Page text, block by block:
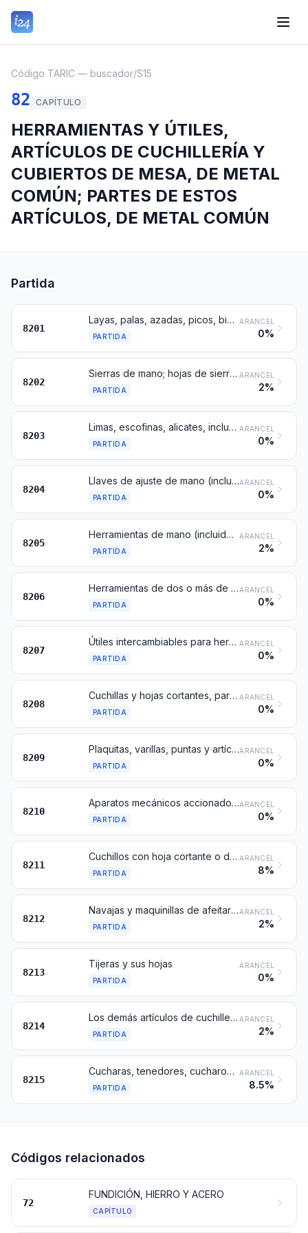
Código TARIC — buscador/S15
82 CAPÍTULO
HERRAMIENTAS Y ÚTILES,
ARTÍCULOS DE CUCHILLERÍA Y
CUBIERTOS DE MESA, DE METAL
COMÚN; PARTES DE ESTOS
ARTÍCULOS, DE METAL COMÚN
Partida
8201
Layas, palas, azadas, picos, binaderas, horcas de labranza, rastrillos y raederas; hachas, hocinos y herramientas similares con filo; tijeras de podar de cualquier tipo, hoces y guadañas; cuchillos para heno o para paja, cizallas para setos, cuñas y demás herramientas de mano, agrícolas, hortícolas o forestales
PARTIDA
ARANCEL
0%
8202
Sierras de mano; hojas de sierra de cualquier clase (incluidas las fresas sierra y las hojas sin dentar)
PARTIDA
ARANCEL
2%
8203
Limas, escofinas, alicates, incluso cortantes, tenazas, pinzas, cizallas para metales, cortatubos, cortapernos, sacabocados y herramientas similares, de mano
PARTIDA
ARANCEL
0%
8204
Llaves de ajuste de mano (incluidas las llaves dinamométricas); cubos (vasos) de ajuste intercambiables, incluso con mango
PARTIDA
ARANCEL
0%
8205
Herramientas de mano (incluidos los diamantes de vidriero), no expresadas ni comprendidas en otra parte; lámparas de soldar y similares; tornillos de banco, prensas de carpintero y similares, excepto los que sean accesorios o partes de máquinas herramienta o de máquinas para cortar por chorro de agua; yunques; fraguas portátiles; muelas de mano o pedal, con bastidor
PARTIDA
ARANCEL
2%
8206
Herramientas de dos o más de las partidas 8202 a 8205, acondicionadas en juegos para la venta al por menor
PARTIDA
ARANCEL
0%
8207
Útiles intercambiables para herramientas de mano, incluso mecánicas, o para máquinas herramienta (por ejemplo: de embutir, estampar, punzonar, roscar (incluso aterrajar), taladrar, escariar, brochar, fresar, tornear, atornillar), incluidas las hileras de extrudir o de estirar (trefilar) metal, así como los útiles de perforación o sondeo
PARTIDA
ARANCEL
0%
8208
Cuchillas y hojas cortantes, para máquinas o aparatos mecánicos
PARTIDA
ARANCEL
0%
8209
Plaquitas, varillas, puntas y artículos similares para útiles, sin montar, de cermet
PARTIDA
ARANCEL
0%
8210
Aparatos mecánicos accionados a mano, de peso inferior o igual a 10 kg, utilizados para preparar, acondicionar o servir alimentos o bebidas
PARTIDA
ARANCEL
0%
8211
Cuchillos con hoja cortante o dentada, incluidas las navajas de podar, y sus hojas (excepto los artículos de la partida 8208)
PARTIDA
ARANCEL
8%
8212
Navajas y maquinillas de afeitar y sus hojas (incluidos los esbozos en fleje)
PARTIDA
ARANCEL
2%
8213
Tijeras y sus hojas
PARTIDA
ARANCEL
0%
8214
Los demás artículos de cuchillería (por ejemplo: máquinas de cortar el pelo o de esquilar, cuchillas de picar carne, tajaderas de carnicería o cocina y cortapapeles); herramientas y juegos de herramientas de manicura o de pedicura (incluidas las limas para uñas)
PARTIDA
ARANCEL
2%
8215
Cucharas, tenedores, cucharones, espumaderas, palas para tarta, cuchillos para pescado o mantequilla (manteca), pinzas para azúcar y artículos similares
PARTIDA
ARANCEL
8.5%
Códigos relacionados
72
FUNDICIÓN, HIERRO Y ACERO
CAPÍTULO